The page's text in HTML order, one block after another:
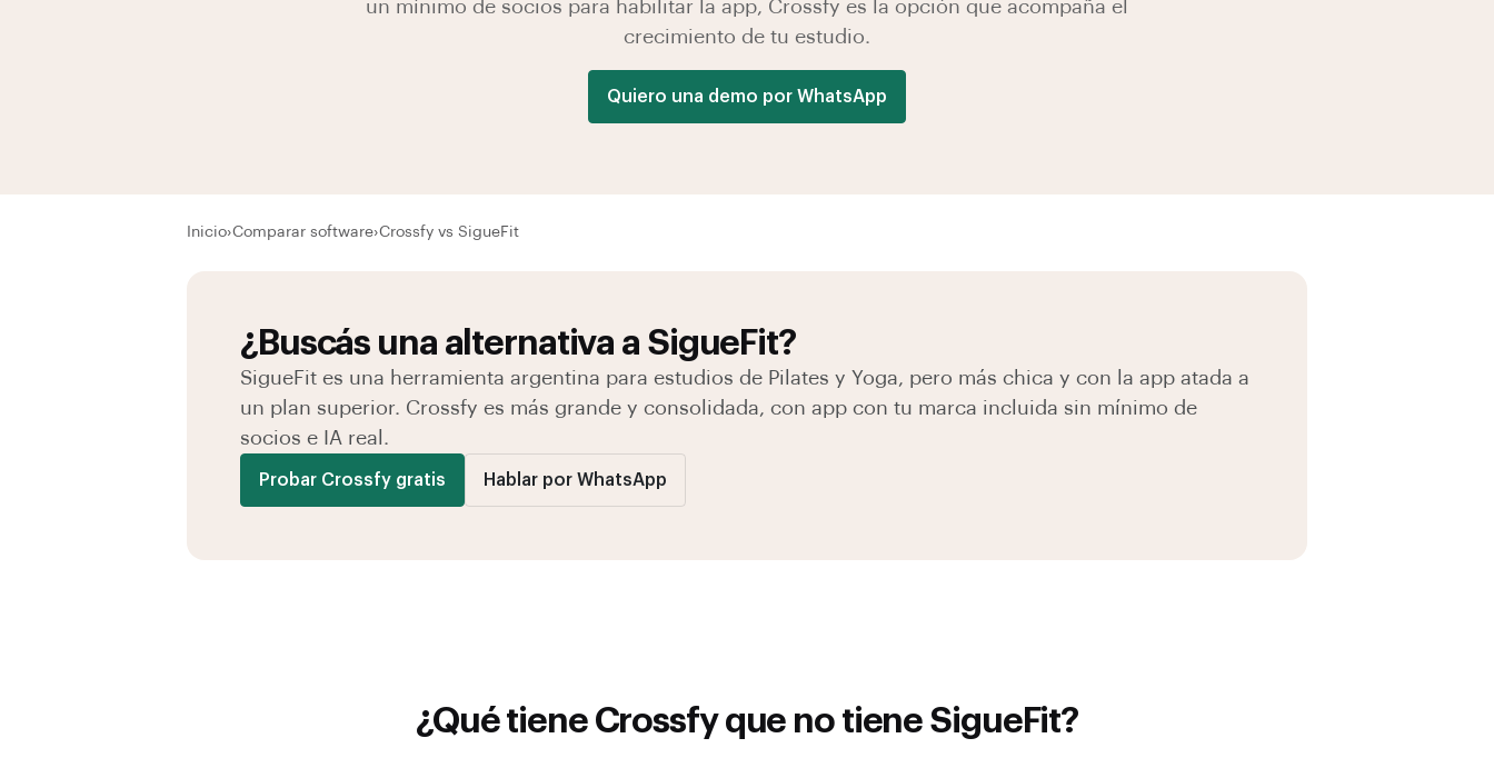
un mínimo de socios para habilitar la app, Crossfy es la opción que acompaña el
crecimiento de tu estudio.
Quiero una demo por WhatsApp
Inicio›Comparar software›Crossfy vs SigueFit
¿Buscás una alternativa a SigueFit?
SigueFit es una herramienta argentina para estudios de Pilates y Yoga, pero más chica y con la app atada a
un plan superior. Crossfy es más grande y consolidada, con app con tu marca incluida sin mínimo de
socios e IA real.
Probar Crossfy gratis Hablar por WhatsApp
¿Qué tiene Crossfy que no tiene SigueFit?